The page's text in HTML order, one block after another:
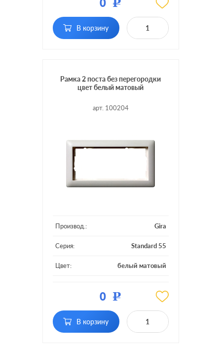
постов:
2 поста без
перегородки
0 Р
В корзину
Рамка 2 поста без перегородки
цвет белый матовый
арт. 100204
Производ.: Gira
Серия: Standard 55
Цвет: белый матовый
постов:
2 поста без
перегородки
0 Р
В корзину